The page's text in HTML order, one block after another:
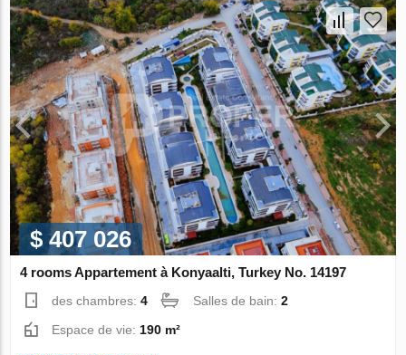
$ 407 026
4 rooms Appartement à Konyaalti, Turkey No. 14197
des chambres:4 Salles de bain:2
Espace de vie: 190 m²